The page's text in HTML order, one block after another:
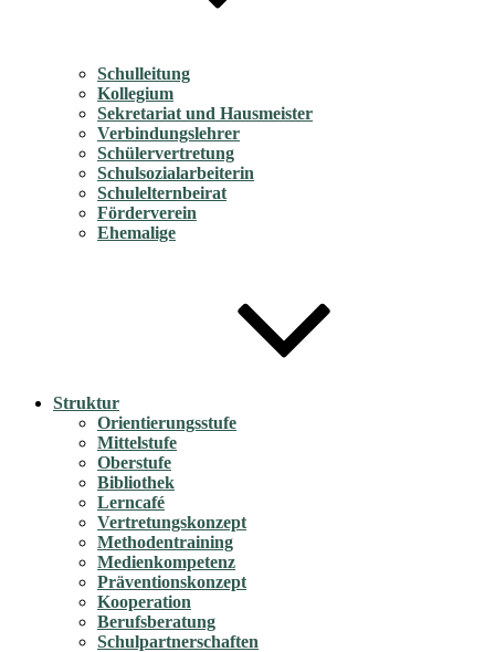
Schulleitung
Kollegium
Sekretariat und Hausmeister
Verbindungslehrer
Schülervertretung
Schulsozialarbeiterin
Schulelternbeirat
Förderverein
Ehemalige
Struktur
Orientierungsstufe
Mittelstufe
Oberstufe
Bibliothek
Lerncafé
Vertretungskonzept
Methodentraining
Medienkompetenz
Präventionskonzept
Kooperation
Berufsberatung
Schulpartnerschaften